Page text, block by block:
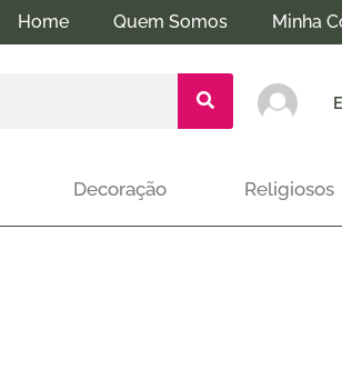
Home Quem Somos Minha
Decoração Religiosos